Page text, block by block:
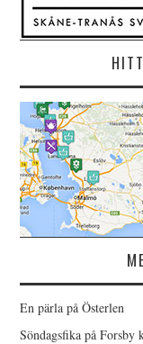
En pärla på Österlen
Söndagsfika på Forsby